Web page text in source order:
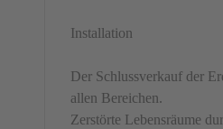
Installation
Der Schlussverkauf der
allen Bereichen.
Zerstörte Lebensräume